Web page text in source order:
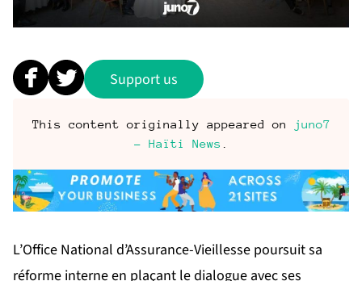
Support us
This content originally appeared on
juno7
- Haïti News
L’Office National d’Assurance-Vieillesse poursuit sa
réforme interne en plaçant le dialogue avec ses